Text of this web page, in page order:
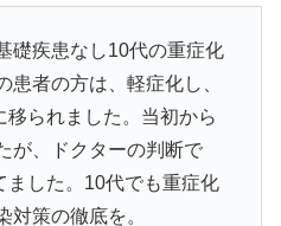
礎疾患なし10代の重症化
者の方は、軽症化し、
移られました。当初から
が、ドクターの判断で
ました。10代でも重症化
対策の徹底を。